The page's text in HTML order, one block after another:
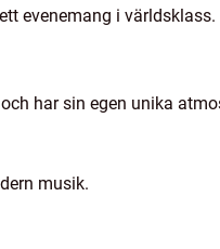
evenemang i världsklass.
har sin egen unika
musik.